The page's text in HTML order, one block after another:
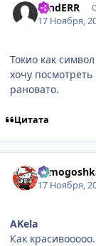
sandERR
17 Ноября,
Токио как
хочу
рановато.
Цитата
17 Ноября,
AKela
Как